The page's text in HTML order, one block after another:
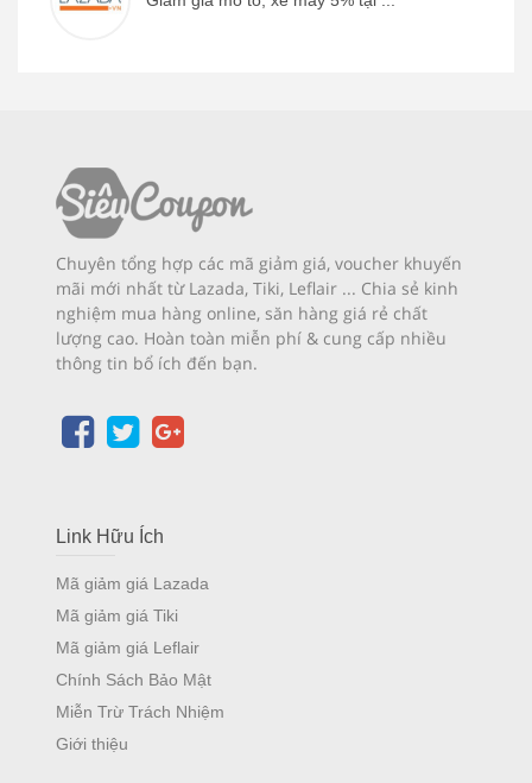
Chuyên tổng hợp các mã giảm giá, voucher khuyến
mãi mới nhất từ Lazada, Tiki, Leflair ... Chia sẻ kinh
nghiệm mua hàng online, săn hàng giá rẻ chất
lượng cao. Hoàn toàn miễn phí & cung cấp nhiều
thông tin bổ ích đến bạn.
Link Hữu Ích
Mã giảm giá Lazada
Mã giảm giá Tiki
Mã giảm giá Leflair
Chính Sách Bảo Mật
Miễn Trừ Trách Nhiệm
Giới thiệu